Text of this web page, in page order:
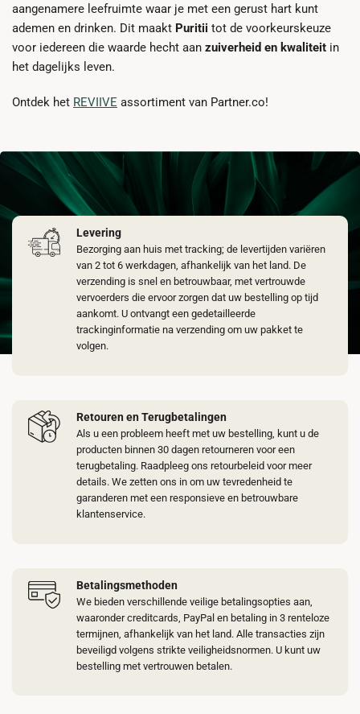
aangenamere leefruimte waar je met een gerust hart kunt
ademen en drinken. Dit maakt Puritii tot de voorkeurskeuze
voor iedereen die waarde hecht aan zuiverheid en kwaliteit in
het dagelijks leven.
Ontdek het REVIIVE assortiment van Partner.co!
Levering
Bezorging aan huis met tracking; de levertijden variëren
van 2 tot 6 werkdagen, afhankelijk van het land. De
verzending is snel en betrouwbaar, met vertrouwde
vervoerders die ervoor zorgen dat uw bestelling op tijd
aankomt. U ontvangt een gedetailleerde
trackinginformatie na verzending om uw pakket te
volgen.
Retouren en Terugbetalingen
Als u een probleem heeft met uw bestelling, kunt u de
producten binnen 30 dagen retourneren voor een
terugbetaling. Raadpleeg ons retourbeleid voor meer
details. We zetten ons in om uw tevredenheid te
garanderen met een responsieve en betrouwbare
klantenservice.
Betalingsmethoden
We bieden verschillende veilige betalingsopties aan,
waaronder creditcards, PayPal en betaling in 3 renteloze
termijnen, afhankelijk van het land. Alle transacties zijn
beveiligd volgens strikte veiligheidsnormen. U kunt uw
bestelling met vertrouwen betalen.